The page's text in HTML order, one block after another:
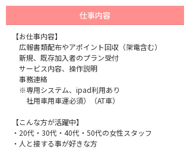
仕事内容
【お仕事内容】
広報書類配布やアポイント回収（架電含む）
新規、既存加入者のプラン受付
サービス内容、操作説明
事務連絡
※専用システム、ipad利用あり
社用車用車運必須）（AT車）
【こんな方が活躍中】
・20代・30代・40代・50代の女性スタッフ
・人と接する事が好きな方